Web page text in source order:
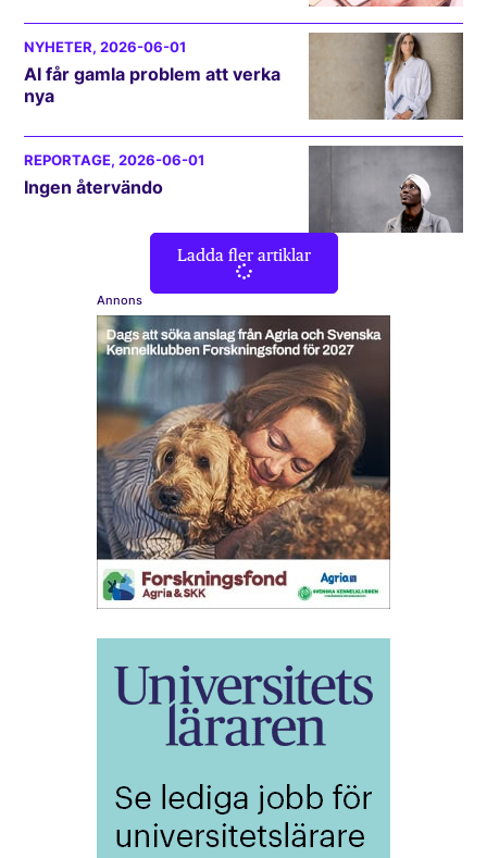
NYHETER, 2026-06-01
AI får gamla problem att verka
nya
REPORTAGE, 2026-06-01
Ingen återvändo
Ladda fler artiklar
Annons